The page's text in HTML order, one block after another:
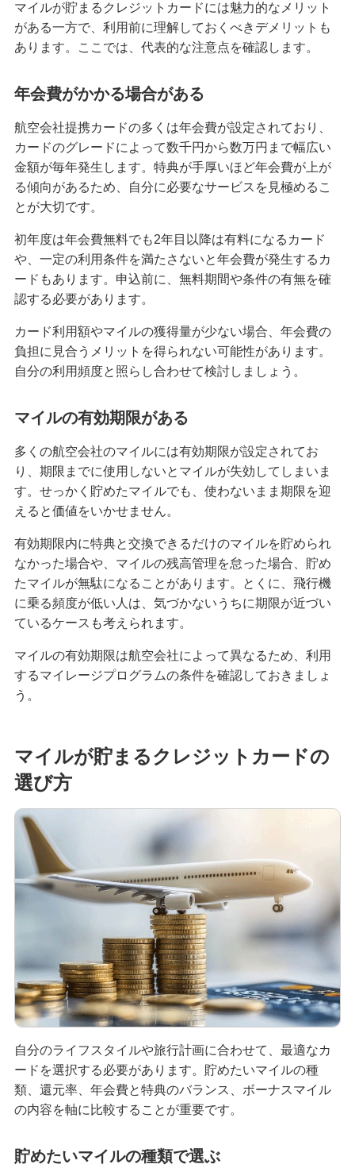
学ぶ・考える
生涯学習
お客さまサポート
みずほ銀行について
マイルが貯まるクレジットカードには魅力的なメリット
がある一方で、利用前に理解しておくべきデメリットも
あります。ここでは、代表的な注意点を確認します。
年会費がかかる場合がある
航空会社提携カードの多くは年会費が設定されており、
カードのグレードによって数千円から数万円まで幅広い
金額が毎年発生します。特典が手厚いほど年会費が上が
る傾向があるため、自分に必要なサービスを見極めるこ
とが大切です。
初年度は年会費無料でも2年目以降は有料になるカード
や、一定の利用条件を満たさないと年会費が発生するカ
ードもあります。申込前に、無料期間や条件の有無を確
認する必要があります。
カード利用額やマイルの獲得量が少ない場合、年会費の
負担に見合うメリットを得られない可能性があります。
自分の利用頻度と照らし合わせて検討しましょう。
マイルの有効期限がある
多くの航空会社のマイルには有効期限が設定されてお
り、期限までに使用しないとマイルが失効してしまいま
す。せっかく貯めたマイルでも、使わないまま期限を迎
えると価値をいかせません。
有効期限内に特典と交換できるだけのマイルを貯められ
なかった場合や、マイルの残高管理を怠った場合、貯め
たマイルが無駄になることがあります。とくに、飛行機
に乗る頻度が低い人は、気づかないうちに期限が近づい
ているケースも考えられます。
マイルの有効期限は航空会社によって異なるため、利用
するマイレージプログラムの条件を確認しておきましょ
う。
マイルが貯まるクレジットカードの
選び方
自分のライフスタイルや旅行計画に合わせて、最適なカ
ードを選択する必要があります。貯めたいマイルの種
類、還元率、年会費と特典のバランス、ボーナスマイル
の内容を軸に比較することが重要です。
貯めたいマイルの種類で選ぶ